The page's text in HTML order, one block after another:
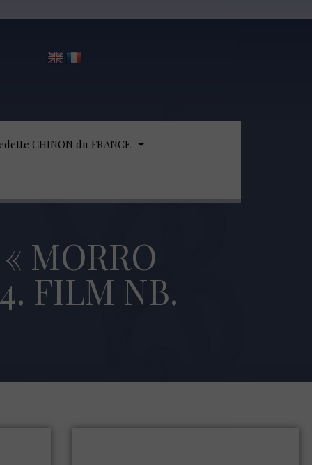
CHINON du FRANCE
MORRO
FILM NB.